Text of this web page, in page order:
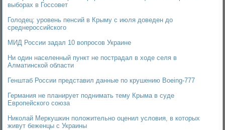
выборах в Госсовет
Голодец: уровень пенсий в Крыму с июля доведен до
среднероссийского
МИД России задал 10 вопросов Украине
Ни один населенный пункт не пострадал в ходе селя в
Алматинской области
Генштаб России представил данные по крушению Boeing-777
Германия не планирует поднимать тему Крыма в суде
Европейского союза
Николай Меркушкин положительно оценил условия, в которых
живут беженцы с Украины